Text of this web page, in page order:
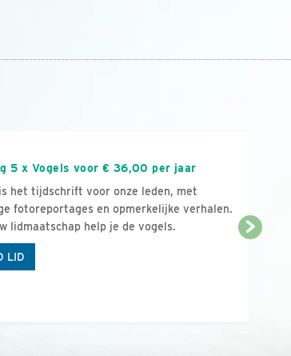
5 x Vogels voor € 36,00 per jaar
het tijdschrift voor onze leden, met
fotoreportages en opmerkelijke verhalen.
lidmaatschap help je de vogels.
LID